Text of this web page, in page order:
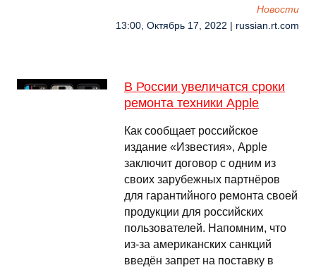
Новости
13:00, Октябрь 17, 2022 | russian.rt.com
В России увеличатся сроки
ремонта техники Apple
Как сообщает российское
издание «Известия», Apple
заключит договор с одним из
своих зарубежных партнёров
для гарантийного ремонта своей
продукции для российских
пользователей. Напомним, что
из-за американских санкций
введён запрет на поставку в